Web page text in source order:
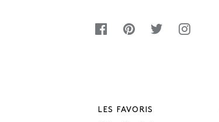
LES FAVORIS